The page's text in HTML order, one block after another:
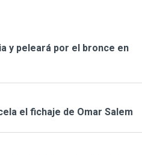
y peleará por el bronce en
el fichaje de Omar Salem